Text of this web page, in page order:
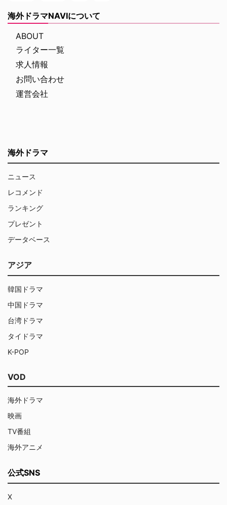
海外ドラマNAVIについて
ABOUT
ライター一覧
求人情報
お問い合わせ
運営会社
海外ドラマ
ニュース
レコメンド
ランキング
プレゼント
データベース
アジア
韓国ドラマ
中国ドラマ
台湾ドラマ
タイドラマ
K-POP
VOD
海外ドラマ
映画
TV番組
海外アニメ
公式SNS
X